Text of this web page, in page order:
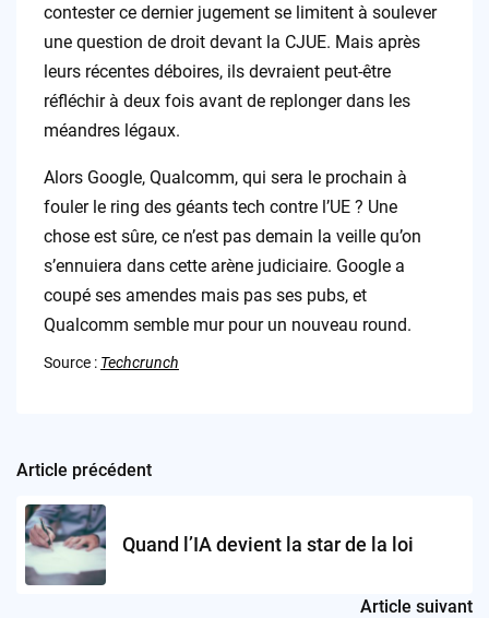
contester ce dernier jugement se limitent à soulever
une question de droit devant la CJUE. Mais après
leurs récentes déboires, ils devraient peut-être
réfléchir à deux fois avant de replonger dans les
méandres légaux.
Alors Google, Qualcomm, qui sera le prochain à
fouler le ring des géants tech contre l’UE ? Une
chose est sûre, ce n’est pas demain la veille qu’on
s’ennuiera dans cette arène judiciaire. Google a
coupé ses amendes mais pas ses pubs, et
Qualcomm semble mur pour un nouveau round.
Source : Techcrunch
Post
navigation
Article précédent
Quand l’IA devient la star de la loi
Article suivant